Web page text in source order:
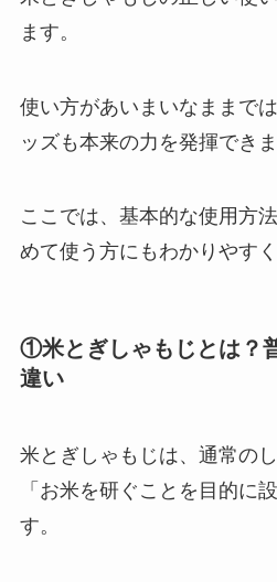
ます。
使い方があいまいなままで
ッズも本来の力を発揮できま
ここでは、基本的な使用方
めて使う方にもわかりやす
①米とぎしゃもじとは？
違い
米とぎしゃもじは、通常の
「お米を研ぐことを目的に
す。